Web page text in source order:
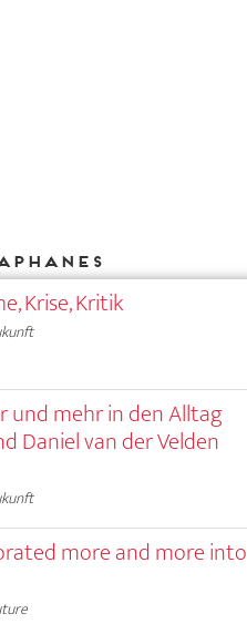
Krise, Kritik
und mehr in den Alltag
Daniel van der Velden
more and more into